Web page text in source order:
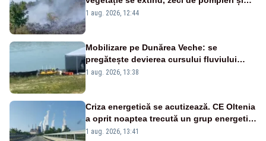
silvicultori se luptă cu flăcările - VIDEO
1 aug. 2026, 12:44
Mobilizare pe Dunărea Veche: se
pregătește devierea cursului fluviului
către Cernavodă – VIDEO
1 aug. 2026, 13:38
Criza energetică se acutizează. CE Oltenia
a oprit noaptea trecută un grup energetic
de la Rovinari
1 aug. 2026, 13:41